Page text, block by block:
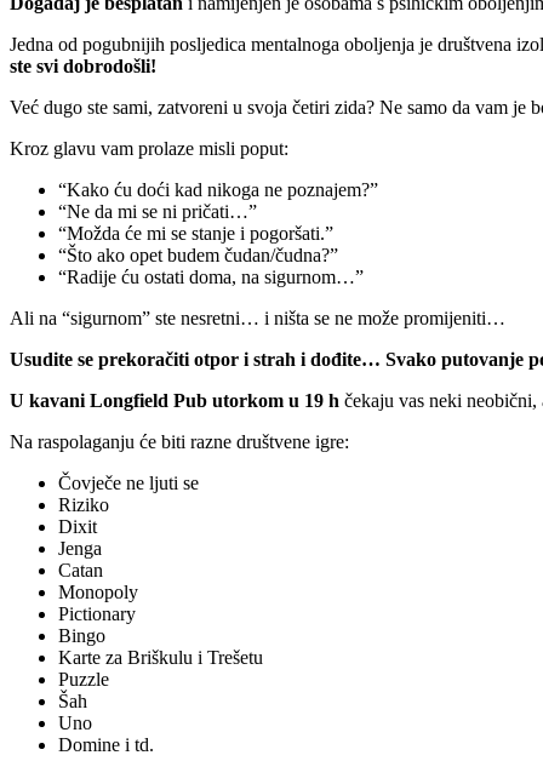
Jedna od pogubnijih posljedica mentalnoga oboljenja je društvena
ste svi dobrodošli!
Već dugo ste sami, zatvoreni u svoja četiri zida? Ne samo da vam
Kroz glavu vam prolaze misli poput:
“Kako ću doći kad nikoga ne poznajem?”
“Ne da mi se ni pričati…”
“Možda će mi se stanje i pogoršati.”
“Što ako opet budem čudan/čudna?”
“Radije ću ostati doma, na sigurnom…”
Ali na “sigurnom” ste nesretni… i ništa se ne može promijeniti…
Usudite se prekoračiti otpor i strah i dođite… Svako putovanje
U kavani Longfield Pub utorkom u 19 h čekaju vas neki
Na raspolaganju će biti razne društvene igre:
Čovječe ne ljuti se
Riziko
Dixit
Jenga
Catan
Monopoly
Pictionary
Bingo
Karte za Briškulu i Trešetu
Puzzle
Šah
Uno
Domine i td.